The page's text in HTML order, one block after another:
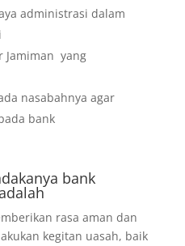
administrasi dalam
Jamiman yang
nasabahnya agar
bank
bank
rasa aman dan
kegitan uasah, baik